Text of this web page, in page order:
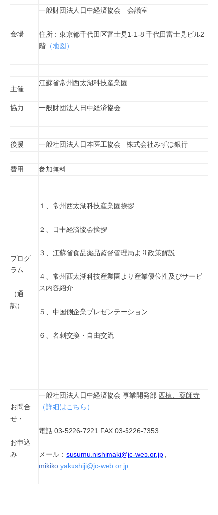
会場
一般財団法人日中経済協会 会議室
住所：東京都千代田区富士見1-1-8 千代田富士見ビル2
階 （地図）
主催
江蘇省常州西太湖科技産業園
協力 一般財団法人日中経済協会
後援 一般社団法人日本医工協会 株式会社みずほ銀行
費用 参加無料
プログ
ラム
（通
訳）
１、常州西太湖科技産業園挨拶
２、日中経済協会挨拶
３、江蘇省食品薬品監督管理局より政策解説
４、常州西太湖科技産業園より産業優位性及びサービ
ス内容紹介
５、中国側企業プレゼンテーション
６、名刺交換・自由交流
お問合
せ・
お申込
み
一般社団法人日中経済協会 事業開発部 西槙、薬師寺
（詳細はこちら）
電話 03-5226-7221 FAX 03-5226-7353
メール： susumu.nishimaki@jc-web.or.jp ,
mikiko.yakushiji@jc-web.or.jp